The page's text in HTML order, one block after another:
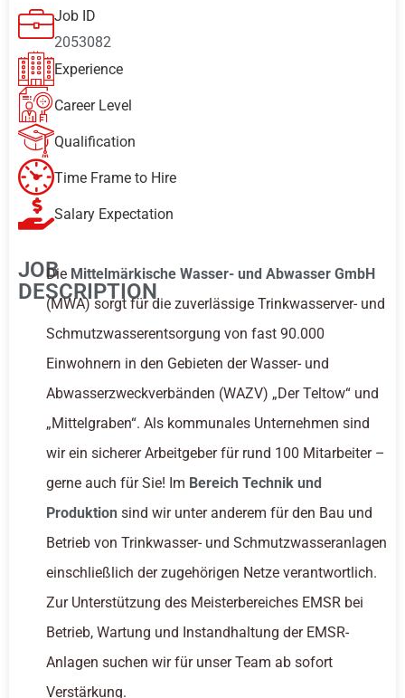
Job ID
2053082
Experience
Career Level
Qualification
Time Frame to Hire
Salary Expectation
JOB
DESCRIPTION
Die Mittelmärkische Wasser- und Abwasser GmbH
(MWA) sorgt für die zuverlässige Trinkwasserver- und
Schmutzwasserentsorgung von fast 90.000
Einwohnern in den Gebieten der Wasser- und
Abwasserzweckverbänden (WAZV) „Der Teltow“ und
„Mittelgraben“. Als kommunales Unternehmen sind
wir ein sicherer Arbeitgeber für rund 100 Mitarbeiter –
gerne auch für Sie! Im Bereich Technik und
Produktion sind wir unter anderem für den Bau und
Betrieb von Trinkwasser- und Schmutzwasseranlagen
einschließlich der zugehörigen Netze verantwortlich.
Zur Unterstützung des Meisterbereiches EMSR bei
Betrieb, Wartung und Instandhaltung der EMSR-
Anlagen suchen wir für unser Team ab sofort
Verstärkung.